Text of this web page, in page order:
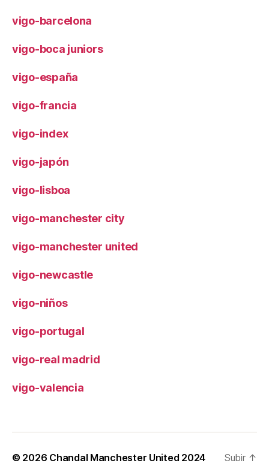
vigo-barcelona
vigo-boca juniors
vigo-españa
vigo-francia
vigo-index
vigo-japón
vigo-lisboa
vigo-manchester city
vigo-manchester united
vigo-newcastle
vigo-niños
vigo-portugal
vigo-real madrid
vigo-valencia
© 2026 Chandal Manchester United 2024 Subir ↑